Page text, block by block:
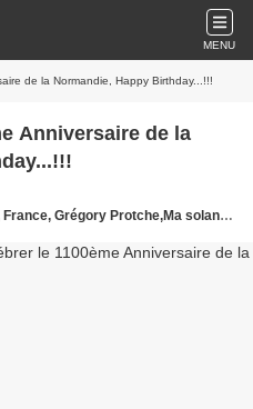
MENU
de la Normandie, Happy Birthday...!!!
Anniversaire de la
Grégory Protche,Ma solange Oussou